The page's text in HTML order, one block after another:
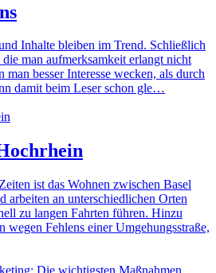
Inhalte bleiben im Trend. Schließlich
man aufmerksamkeit erlangt nicht
besser Interesse wecken, als durch
damit beim Leser schon gle…
ist das Wohnen zwischen Basel
arbeiten an unterschiedlichen Orten
zu langen Fahrten führen. Hinzu
wegen Fehlens einer Umgehungsstraße,